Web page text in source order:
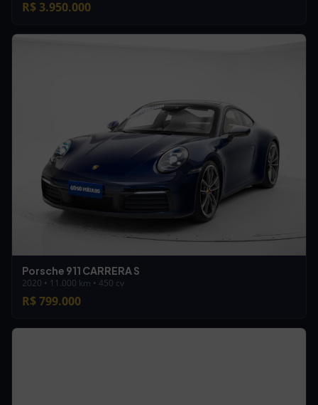
R$ 3.950.000
Porsche 911 CARRERA S
2020 • 11.000 km • 450 cv
R$ 799.000